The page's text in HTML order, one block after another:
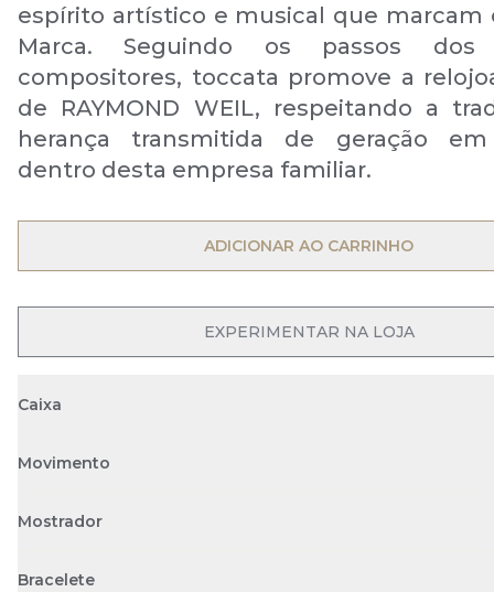
espírito artístico e musical que marcam
Marca. Seguindo os passos dos
compositores, toccata promove a
de RAYMOND WEIL, respeitando a
herança transmitida de geração em
dentro desta empresa familiar.
OPEN MENU
ADICIONAR AO CARRINHO
OPEN MENU
EXPERIMENTAR NA LOJA
Caixa
Movimento
Mostrador
Bracelete